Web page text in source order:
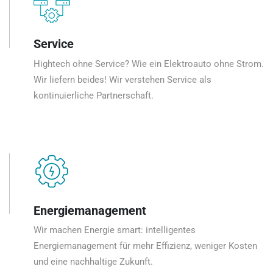
Service
Hightech ohne Service? Wie ein Elektroauto ohne Strom.
Wir liefern beides! Wir verstehen Service als
kontinuierliche Partnerschaft.
Energiemanagement
Wir machen Energie smart: intelligentes
Energiemanagement für mehr Effizienz, weniger Kosten
und eine nachhaltige Zukunft.